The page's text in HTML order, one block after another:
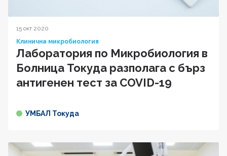
15 окт 2020
Клинична микробиология
Лаборатория по Микробиология в
Болница Токуда разполага с бърз
антигенен тест за COVID-19
УМБАЛ Токуда